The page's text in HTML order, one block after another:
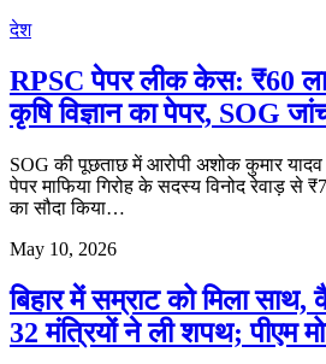
देश
RPSC पेपर लीक केस: ₹60
कृषि विज्ञान का पेपर, SOG
SOG की पूछताछ में आरोपी अशोक कुमार
पेपर माफिया गिरोह के सदस्य विनोद रेवाड़ से
का सौदा किया…
May 10, 2026
बिहार में सम्राट को मिला साथ,
32 मंत्रियों ने ली शपथ; पीएम